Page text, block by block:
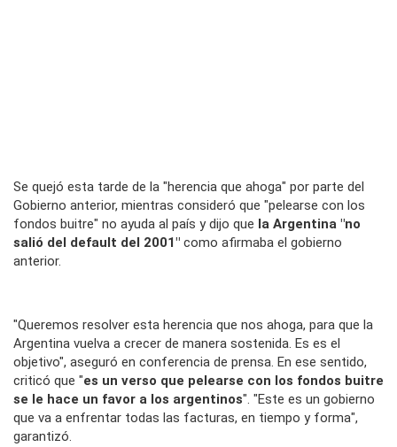
Se quejó esta tarde de la "herencia que ahoga" por parte del
Gobierno anterior, mientras consideró que "pelearse con los
fondos buitre" no ayuda al país y dijo que la Argentina "no
salió del default del 2001" como afirmaba el gobierno
anterior.
"Queremos resolver esta herencia que nos ahoga, para que la
Argentina vuelva a crecer de manera sostenida. Es es el
objetivo", aseguró en conferencia de prensa. En ese sentido,
criticó que "es un verso que pelearse con los fondos buitre
se le hace un favor a los argentinos". "Este es un gobierno
que va a enfrentar todas las facturas, en tiempo y forma",
garantizó.